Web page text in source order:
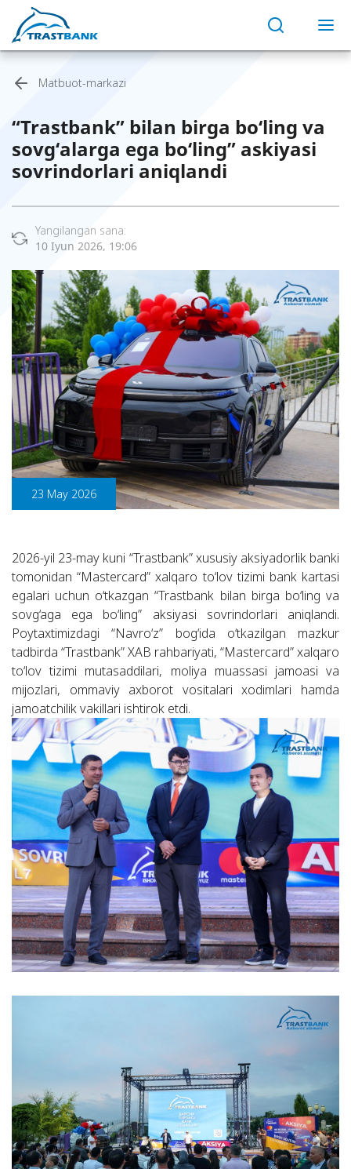
Matbuot-markazi
“Trastbank” bilan birga bo‘ling va
sovg‘alarga ega bo‘ling” askiyasi
sovrindorlari aniqlandi
Yangilangan sana:
10 Iyun 2026, 19:06
23 May 2026
2026-yil 23-may kuni “Trastbank” xususiy aksiyadorlik banki
tomonidan “Mastercard” xalqaro to‘lov tizimi bank kartasi
egalari uchun o‘tkazgan “Trastbank bilan birga bo‘ling va
sovg‘aga ega bo‘ling” aksiyasi sovrindorlari aniqlandi.
Poytaxtimizdagi “Navro‘z” bog‘ida o‘tkazilgan mazkur
tadbirda “Trastbank” XAB rahbariyati, “Mastercard” xalqaro
to‘lov tizimi mutasaddilari, moliya muassasi jamoasi va
mijozlari, ommaviy axborot vositalari xodimlari hamda
jamoatchilik vakillari ishtirok etdi.